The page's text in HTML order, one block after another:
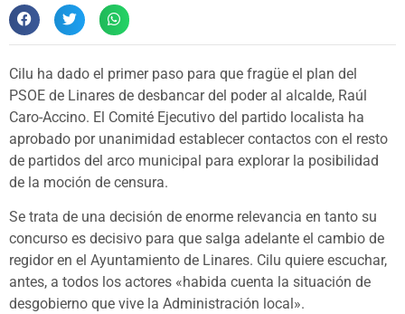
Cilu ha dado el primer paso para que fragüe el plan del
PSOE de Linares de desbancar del poder al alcalde, Raúl
Caro-Accino. El Comité Ejecutivo del partido localista ha
aprobado por unanimidad establecer contactos con el resto
de partidos del arco municipal para explorar la posibilidad
de la moción de censura.
Se trata de una decisión de enorme relevancia en tanto su
concurso es decisivo para que salga adelante el cambio de
regidor en el Ayuntamiento de Linares. Cilu quiere escuchar,
antes, a todos los actores «habida cuenta la situación de
desgobierno que vive la Administración local».